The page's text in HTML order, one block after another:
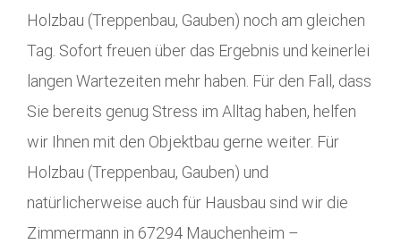
Holzbau (Treppenbau, Gauben) noch am gleichen
Tag. Sofort freuen über das Ergebnis und keinerlei
langen Wartezeiten mehr haben. Für den Fall, dass
Sie bereits genug Stress im Alltag haben, helfen
wir Ihnen mit den Objektbau gerne weiter. Für
Holzbau (Treppenbau, Gauben) und
natürlicherweise auch für Hausbau sind wir die
Zimmermann in 67294 Mauchenheim –